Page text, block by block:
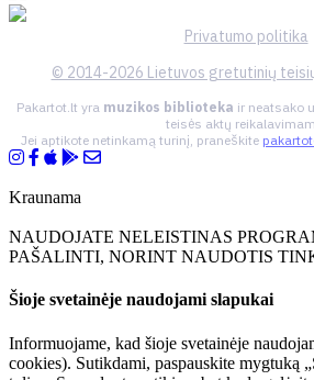
Privatumo politika
© 2014-2026 Lietuvos gretutinių
Pakartot.lt yra muzikos biblioteka ir neatsako
teisės aktų
Jei aptikote netinkamą turinį, praneškite
Kraunama
NAUDOJATE NELEISTINAS
PAŠALINTI, NORINT NAUDOTIS
Šioje svetainėje naudojami slapukai
Informuojame, kad šioje svetainėje
cookies). Sutikdami, paspauskite mygtuką